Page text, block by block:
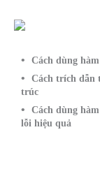
Cách dùng
Cách trích dẫn
trúc
Cách dùng
lỗi hiệu quả